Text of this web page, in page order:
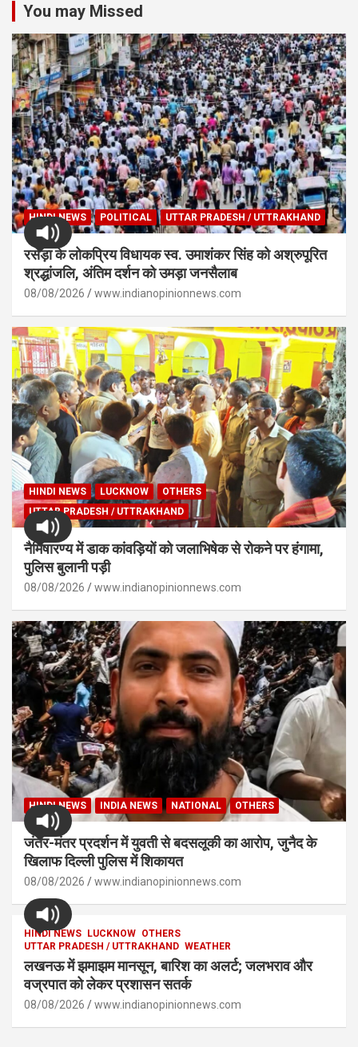
You may Missed
HINDI NEWS POLITICAL UTTAR PRADESH / UTTRAKHAND
रसड़ा के लोकप्रिय विधायक स्व. उमाशंकर सिंह को अश्रुपूरित
श्रद्धांजलि, अंतिम दर्शन को उमड़ा जनसैलाब
08/08/2026 www.indianopinionnews.com
HINDI NEWS LUCKNOW
OTHERS
UTTAR PRADESH / UTTRAKHAND
नैमिषारण्य में डाक कांवड़ियों को जलाभिषेक से रोकने पर हंगामा,
पुलिस बुलानी पड़ी
08/08/2026 www.indianopinionnews.com
HINDI NEWS INDIA NEWS NATIONAL OTHERS
जंतर-मंतर प्रदर्शन में युवती से बदसलूकी का आरोप, जुनैद के
खिलाफ दिल्ली पुलिस में शिकायत
08/08/2026 www.indianopinionnews.com
HINDI NEWS LUCKNOW OTHERS
UTTAR PRADESH / UTTRAKHAND WEATHER
लखनऊ में झमाझम मानसून, बारिश का अलर्ट; जलभराव और
वज्रपात को लेकर प्रशासन सतर्क
08/08/2026 www.indianopinionnews.com